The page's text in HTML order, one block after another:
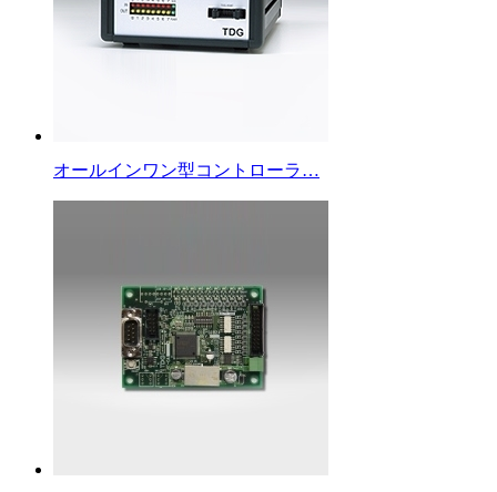
オールインワン型コントローラ…